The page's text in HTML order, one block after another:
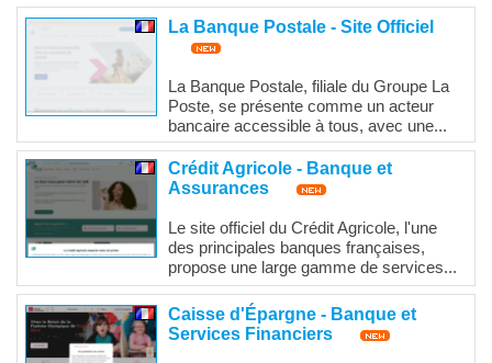
La Banque Postale - Site Officiel
La Banque Postale, filiale du Groupe La
Poste, se présente comme un acteur
bancaire accessible à tous, avec une...
Crédit Agricole - Banque et
Assurances
Le site officiel du Crédit Agricole, l'une
des principales banques françaises,
propose une large gamme de services...
Caisse d'Épargne - Banque et
Services Financiers